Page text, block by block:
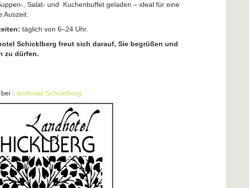
, Salat- und Kuchenbuffet geladen – ideal für eine
Auszeit.
täglich von 6–24 Uhr.
Schicklberg freut sich darauf, Sie begrüßen und
zu dürfen.
Landhotel Schicklberg